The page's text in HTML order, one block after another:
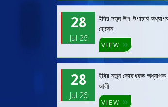
28
Jul 26
ইবির নতুন উপ-উপাচার্য
হোসেন
VIEW
28
Jul 26
ইবির নতুন কোষাধ্যক্ষ
আলী
VIEW